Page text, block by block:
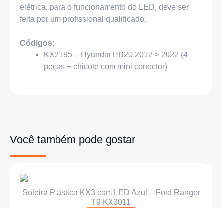
elétrica, para o funcionamento do LED, deve ser
feita por um profissional qualificado.
Códigos:
KX2195 – Hyundai HB20 2012 > 2022 (4
peças + chicote com mini conector)
Você também pode gostar
Soleira Plástica KX3 com LED Azul – Ford Ranger
T9 KX3011